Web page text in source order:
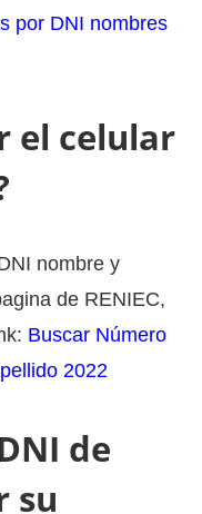
por DNI nombres
el celular
nombre y
de RENIEC,
Buscar Número
2022
de
su